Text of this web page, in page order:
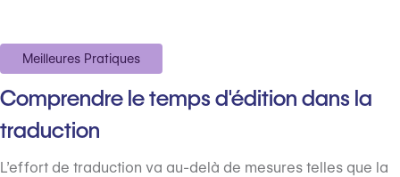
Meilleures Pratiques
Comprendre le temps d'édition dans la
traduction
L’effort de traduction va au-delà de mesures telles que la